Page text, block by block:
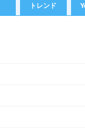
トレンド